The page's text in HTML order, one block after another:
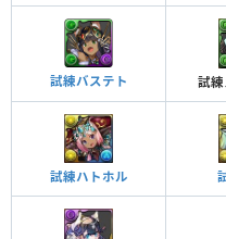
試練バステト 試
試練ハトホル